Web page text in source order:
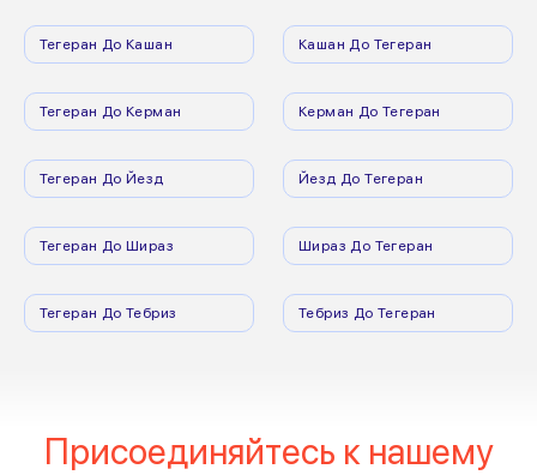
Тегеран До Кашан Кашан До Тегеран
Тегеран До Керман Керман До Тегеран
Тегеран До Йезд Йезд До Тегеран
Тегеран До Шираз Шираз До Тегеран
Тегеран До Тебриз Тебриз До Тегеран
Присоединяйтесь к нашему